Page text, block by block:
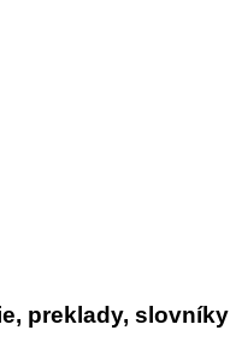
preklady, slovníky